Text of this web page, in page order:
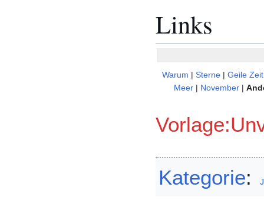
Links
Warum | Sterne| Geile Zeit
Meer| November|
Kategorie: